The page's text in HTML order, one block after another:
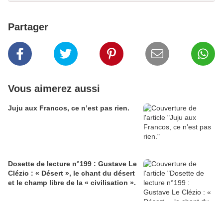
Partager
Vous aimerez aussi
Juju aux Francos, ce n’est pas rien.
Dosette de lecture n°199 : Gustave Le
Clézio : « Désert », le chant du désert
et le champ libre de la « civilisation ».